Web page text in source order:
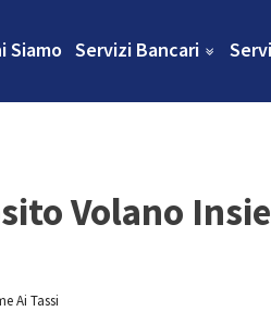
Siamo Servizi Bancari
Volano
Ai Tassi